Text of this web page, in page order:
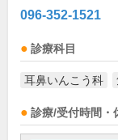
096-352-1521
診療科目
耳鼻いんこう科
診療/受付時間・